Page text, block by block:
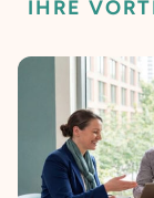
IHRE